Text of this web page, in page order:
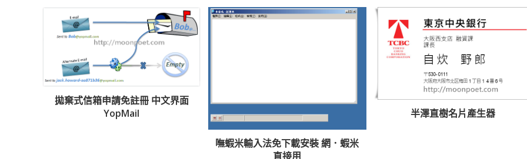
拋棄式信箱申請免註冊 中文界面
YopMail
嘸蝦米輸入法免下載安裝 網．蝦米
直接用
半澤直樹名片產生器